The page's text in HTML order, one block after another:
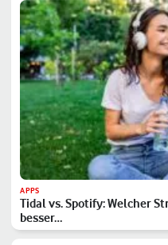
APPS
Tidal vs. Spotify: Welcher
besser…